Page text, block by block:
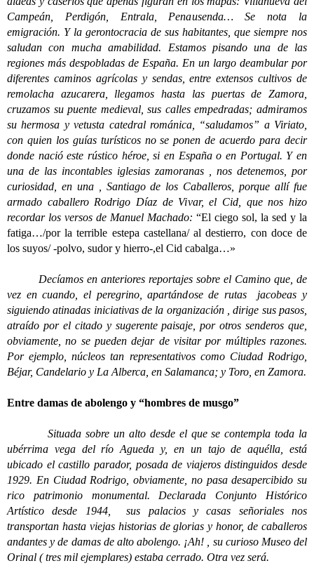
Campeán, Perdigón, Entrala, Penausenda… Se nota la
emigración. Y la gerontocracia de sus habitantes, que siempre nos
saludan con mucha amabilidad. Estamos pisando una de las
regiones más despobladas de España. En un largo deambular por
diferentes caminos agrícolas y sendas, entre extensos cultivos de
remolacha azucarera, llegamos hasta las puertas de Zamora,
cruzamos su puente medieval, sus calles empedradas; admiramos
su hermosa y vetusta catedral románica, “saludamos” a Viriato,
con quien los guías turísticos no se ponen de acuerdo para decir
donde nació este rústico héroe, si en España o en Portugal. Y en
una de las incontables iglesias zamoranas , nos detenemos, por
curiosidad, en una , Santiago de los Caballeros, porque allí fue
armado caballero Rodrigo Díaz de Vivar, el Cid, que nos hizo
recordar los versos de Manuel Machado: “El ciego sol, la sed y la
fatiga…/por la terrible estepa castellana/ al destierro, con doce de
los suyos/ -polvo, sudor y hierro-,el Cid cabalga…»
Decíamos en anteriores reportajes sobre el Camino que, de
vez en cuando, el peregrino, apartándose de rutas jacobeas y
siguiendo atinadas iniciativas de la organización , dirige sus pasos,
atraído por el citado y sugerente paisaje, por otros senderos que,
obviamente, no se pueden dejar de visitar por múltiples razones.
Por ejemplo, núcleos tan representativos como Ciudad Rodrigo,
Béjar, Candelario y La Alberca, en Salamanca; y Toro, en Zamora.
Entre damas de abolengo y “hombres de musgo”
Situada sobre un alto desde el que se contempla toda la
ubérrima vega del río Agueda y, en un tajo de aquélla, está
ubicado el castillo parador, posada de viajeros distinguidos desde
1929. En Ciudad Rodrigo, obviamente, no pasa desapercibido su
rico patrimonio monumental. Declarada Conjunto Histórico
Artístico desde 1944, sus palacios y casas señoriales nos
transportan hasta viejas historias de glorias y honor, de caballeros
andantes y de damas de alto abolengo. ¡Ah! , su curioso Museo del
Orinal ( tres mil ejemplares) estaba cerrado. Otra vez será.